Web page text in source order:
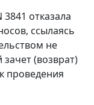
отказала
ссылаясь
не
(возврат)
проведения